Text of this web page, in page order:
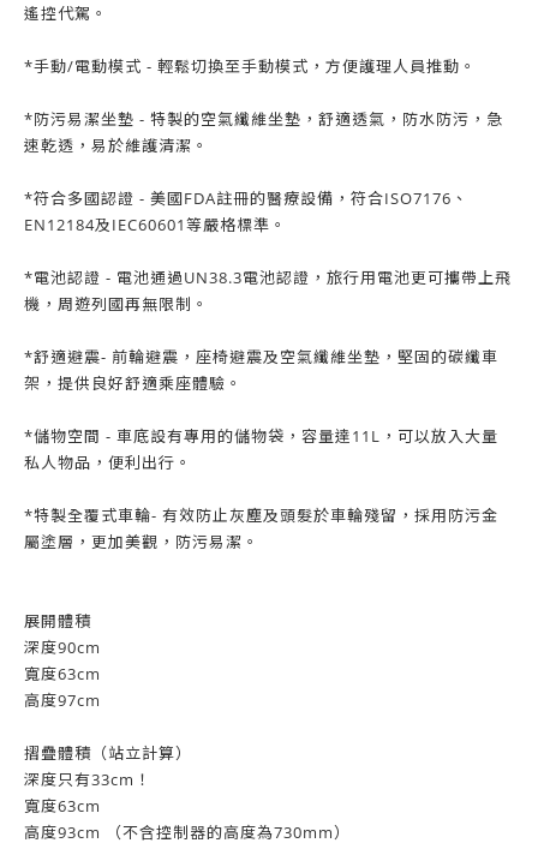
遙控代駕。
*手動/電動模式 - 輕鬆切換至手動模式，方便護理人員推動。
*防污易潔坐墊 - 特製的空氣纖維坐墊，舒適透氣，防水防污，急
速乾透，易於維護清潔。
*符合多國認證 - 美國FDA註冊的醫療設備，符合ISO7176、
EN12184及IEC60601等嚴格標準。
*電池認證 - 電池通過UN38.3電池認證，旅行用電池更可攜帶上飛
機，周遊列國再無限制。
*舒適避震- 前輪避震，座椅避震及空氣纖維坐墊，堅固的碳纖車
架，提供良好舒適乘座體驗。
*儲物空間 - 車底設有專用的儲物袋，容量達11L，可以放入大量
私人物品，便利出行。
*特製全覆式車輪- 有效防止灰塵及頭髮於車輪殘留，採用防污金
屬塗層，更加美觀，防污易潔。
展開體積
深度90cm
寬度63cm
高度97cm
摺疊體積（站立計算）
深度只有33cm！
寬度63cm
高度93cm （不含控制器的高度為730mm）